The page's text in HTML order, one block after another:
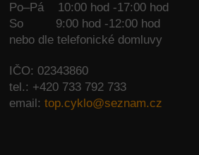
Po–Pá 10:00 hod -17:00 hod
So
9:00 hod -12:00 hod
nebo dle telefonické domluvy
IČO: 02343860
tel.: +420 733 792 733
email:top.cyklo@seznam.cz